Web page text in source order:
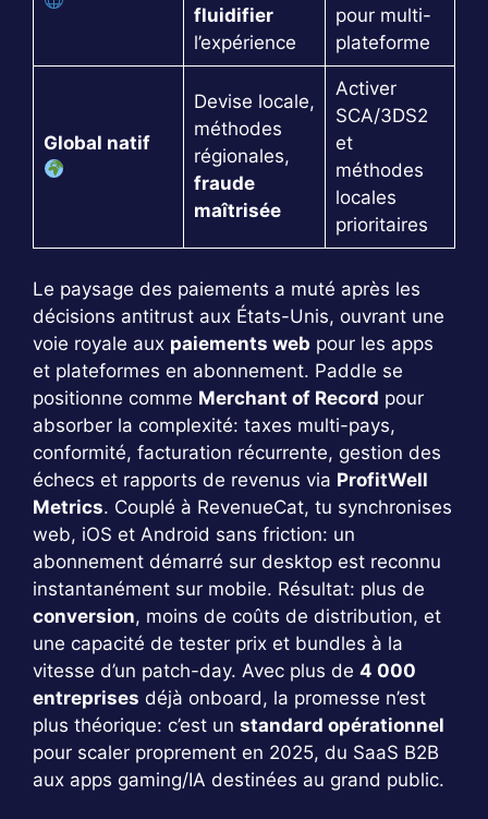
fluidifier
l’expérience
pour multi-
plateforme
Global natif
Devise locale,
méthodes
régionales,
fraude
maîtrisée
Activer
SCA/3DS2
et
méthodes
locales
prioritaires
Le paysage des paiements a muté après les
décisions antitrust aux États-Unis, ouvrant une
voie royale aux paiements web pour les apps
et plateformes en abonnement. Paddle se
positionne comme Merchant of Record pour
absorber la complexité: taxes multi-pays,
conformité, facturation récurrente, gestion des
échecs et rapports de revenus via ProfitWell
Metrics. Couplé à RevenueCat, tu synchronises
web, iOS et Android sans friction: un
abonnement démarré sur desktop est reconnu
instantanément sur mobile. Résultat: plus de
conversion, moins de coûts de distribution, et
une capacité de tester prix et bundles à la
vitesse d’un patch-day. Avec plus de 4 000
entreprises déjà onboard, la promesse n’est
plus théorique: c’est un standard opérationnel
pour scaler proprement en 2025, du SaaS B2B
aux apps gaming/IA destinées au grand public.